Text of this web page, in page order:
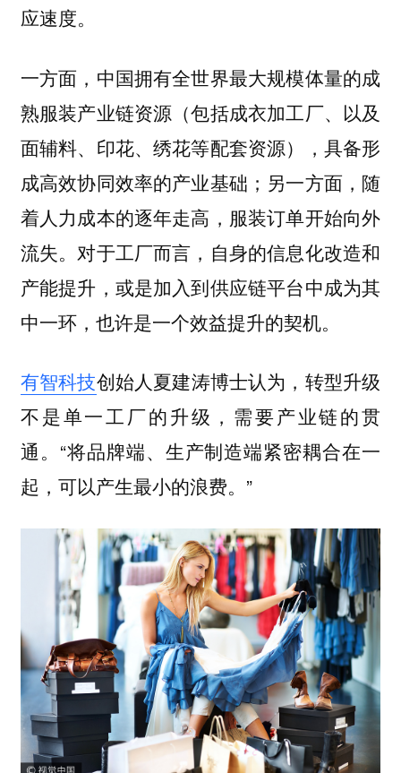
应速度。
一方面，中国拥有全世界最大规模体量的成
熟服装产业链资源（包括成衣加工厂、以及
面辅料、印花、绣花等配套资源），具备形
成高效协同效率的产业基础；另一方面，随
着人力成本的逐年走高，服装订单开始向外
流失。对于工厂而言，自身的信息化改造和
产能提升，或是加入到供应链平台中成为其
中一环，也许是一个效益提升的契机。
有智科技创始人夏建涛博士认为，转型升级
不是单一工厂的升级，需要产业链的贯
通。“将品牌端、生产制造端紧密耦合在一
起，可以产生最小的浪费。”